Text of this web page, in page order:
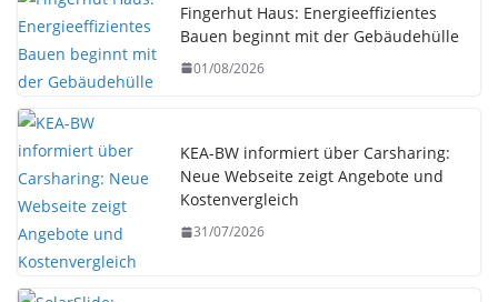
Fingerhut Haus: Energieeffizientes
Bauen beginnt mit der Gebäudehülle
01/08/2026
KEA-BW informiert über Carsharing:
Neue Webseite zeigt Angebote und
Kostenvergleich
31/07/2026